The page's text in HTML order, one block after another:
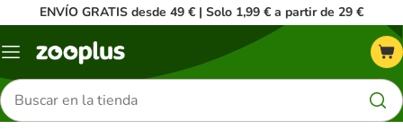
ENVÍO GRATIS desde 49 € | Solo 1,99 € a partir de 29 €
Menú
Buscar
productos